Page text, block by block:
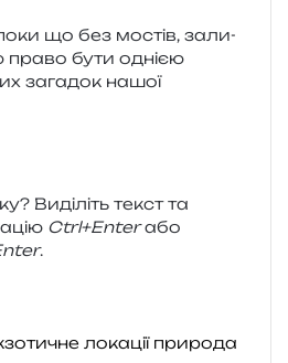
що без мостів, зали­
бути одні­єю
зага­док нашої
Виділіть текст та
Ctrl+Enterабо
.
локації природа